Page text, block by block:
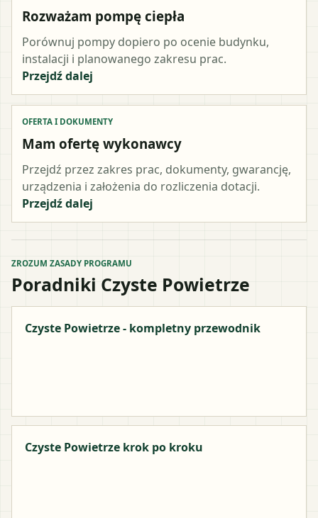
Rozważam pompę ciepła
Porównuj pompy dopiero po ocenie budynku,
instalacji i planowanego zakresu prac.
Przejdź dalej
OFERTA I DOKUMENTY
Mam ofertę wykonawcy
Przejdź przez zakres prac, dokumenty, gwarancję,
urządzenia i założenia do rozliczenia dotacji.
Przejdź dalej
ZROZUM ZASADY PROGRAMU
Poradniki Czyste Powietrze
Czyste Powietrze - kompletny przewodnik
Czyste Powietrze krok po kroku